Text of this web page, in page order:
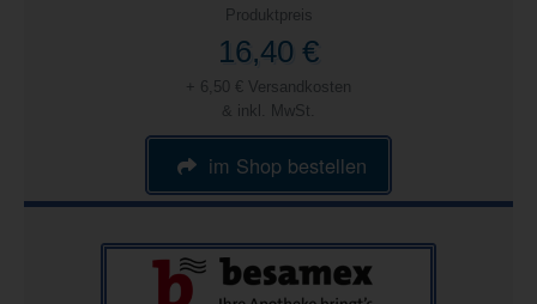
Produktpreis
16,40 €
+ 6,50 € Versandkosten
& inkl. MwSt.
im Shop bestellen